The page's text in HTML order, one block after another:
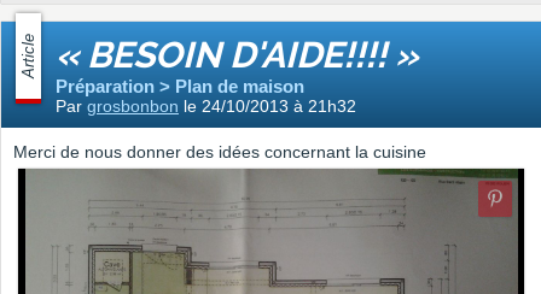
Article « BESOIN D'AIDE!!!! »
Préparation > Plan de maison
Par grosbonbon le 24/10/2013 à 21h32
Merci de nous donner des idées concernant la cuisine